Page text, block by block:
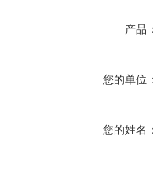
产品：
您的单位：
您的姓名：